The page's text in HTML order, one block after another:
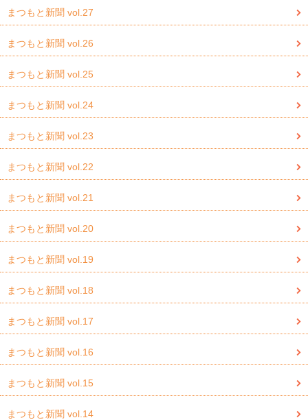
まつもと新聞 vol.27
まつもと新聞 vol.26
まつもと新聞 vol.25
まつもと新聞 vol.24
まつもと新聞 vol.23
まつもと新聞 vol.22
まつもと新聞 vol.21
まつもと新聞 vol.20
まつもと新聞 vol.19
まつもと新聞 vol.18
まつもと新聞 vol.17
まつもと新聞 vol.16
まつもと新聞 vol.15
まつもと新聞 vol.14